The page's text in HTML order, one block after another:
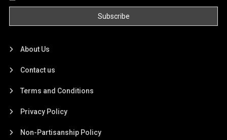
About Us
Contact us
Terms and Conditions
Privacy Policy
Non-Partisanship Policy